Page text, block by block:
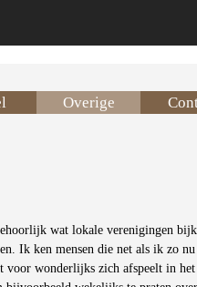
Overige
wat lokale verenigingen
Ik ken mensen die net als ik zo nu
voor wonderlijks zich afspeelt in het